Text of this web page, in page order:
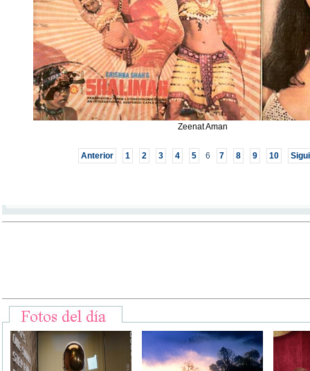
Zeenat Aman
Anterior 1 2 3 4 5 6 7 8 9 10